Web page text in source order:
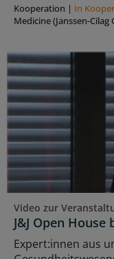
Kooperation | In
Medicine (Janssen-Cilag
Video zur
J&J Open
Expert:innen aus